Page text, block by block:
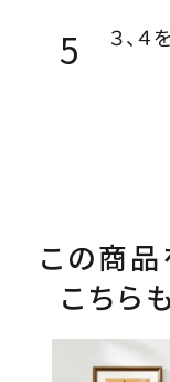
３、
この商品
こちら